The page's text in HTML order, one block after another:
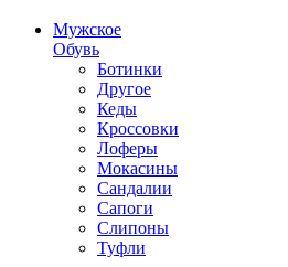
Мужское
Обувь
Ботинки
Другое
Кеды
Кроссовки
Лоферы
Мокасины
Сандалии
Сапоги
Слипоны
Туфли